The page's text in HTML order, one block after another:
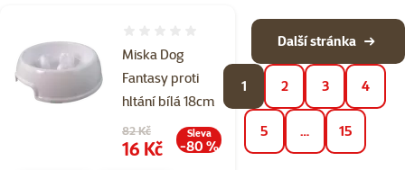
Miska Dog
Fantasy proti
hltání bílá 18cm
Původní cena
82 Kč
Cena
16 Kč
Sleva
-80 %
1 2 3 4
5 … 15
Další stránka